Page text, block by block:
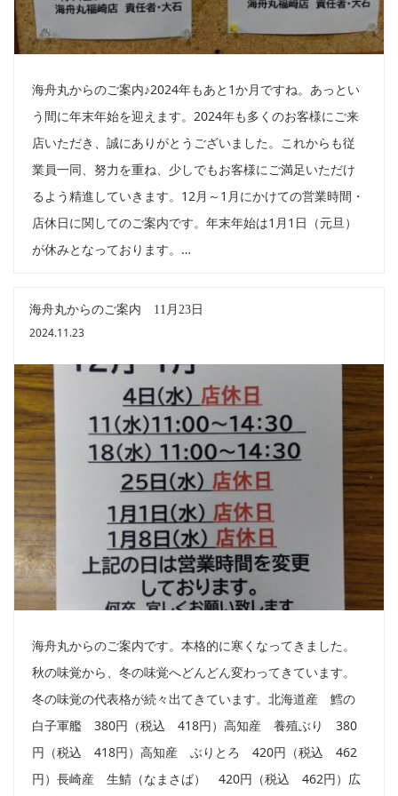
海舟丸からのご案内♪2024年もあと1か月ですね。あっとい
う間に年末年始を迎えます。2024年も多くのお客様にご来
店いただき、誠にありがとうございました。これからも従
業員一同、努力を重ね、少しでもお客様にご満足いただけ
るよう精進していきます。12月～1月にかけての営業時間・
店休日に関してのご案内です。年末年始は1月1日（元旦）
が休みとなっております。…
海舟丸からのご案内 11月23日
2024.11.23
海舟丸からのご案内です。本格的に寒くなってきました。
秋の味覚から、冬の味覚へどんどん変わってきています。
冬の味覚の代表格が続々出てきています。北海道産 鱈の
白子軍艦 380円（税込 418円）高知産 養殖ぶり 380
円（税込 418円）高知産 ぶりとろ 420円（税込 462
円）長崎産 生鯖（なまさば） 420円（税込 462円）広